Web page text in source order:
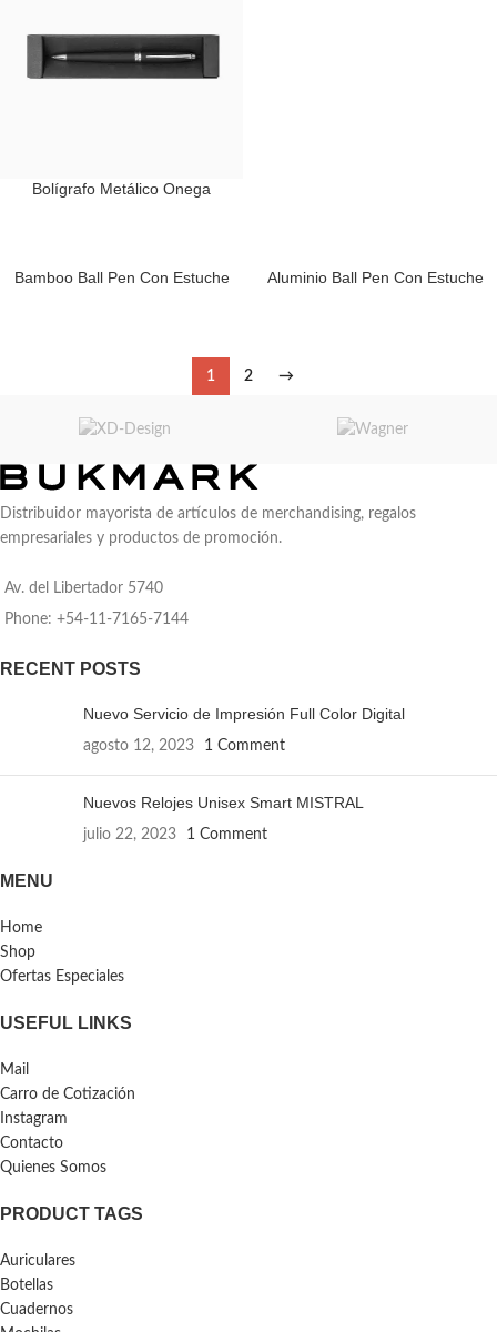
Bolígrafo Metálico Onega
Bamboo Ball Pen Con Estuche Aluminio Ball Pen Con Estuche
1 2 →
Distribuidor mayorista de artículos de merchandising, regalos
empresariales y productos de promoción.
Av. del Libertador 5740
Phone: +54-11-7165-7144
RECENT POSTS
Nuevo Servicio de Impresión Full Color Digital
agosto 12, 2023 1 Comment
Nuevos Relojes Unisex Smart MISTRAL
julio 22, 2023 1 Comment
MENU
Home
Shop
Ofertas Especiales
USEFUL LINKS
Mail
Carro de Cotización
Instagram
Contacto
Quienes Somos
PRODUCT TAGS
Auriculares
Botellas
Cuadernos